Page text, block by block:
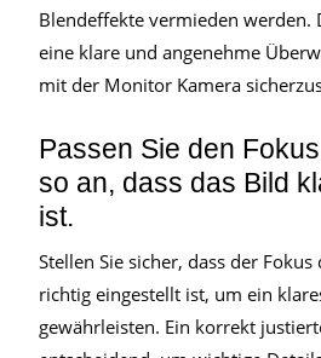
Blendeffekte vermieden werden.
eine klare und angenehme
mit der Monitor Kamera
Passen Sie den
so an, dass das Bild
ist.
Stellen Sie sicher, dass der
richtig eingestellt ist, um ein
gewährleisten. Ein korrekt